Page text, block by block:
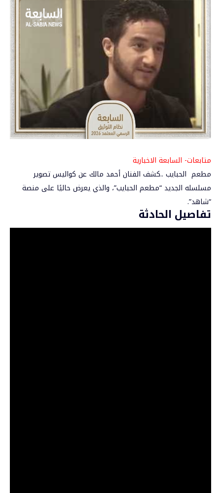
متابعات- السابعة الاخبارية
مطعم الحبايب ..كشف الفنانأحمد مالك عن كواليس تصوير
مسلسله الجديد “مطعم الحبايب”، والذي يعرض حاليًا على منصة
“شاهد”.
تفاصيل الحادثة